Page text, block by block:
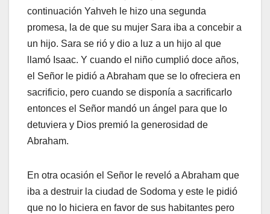
continuación Yahveh le hizo una segunda
promesa, la de que su mujer Sara iba a concebir a
un hijo. Sara se rió y dio a luz a un hijo al que
llamó Isaac. Y cuando el niño cumplió doce años,
el Señor le pidió a Abraham que se lo ofreciera en
sacrificio, pero cuando se disponía a sacrificarlo
entonces el Señor mandó un ángel para que lo
detuviera y Dios premió la generosidad de
Abraham.
En otra ocasión el Señor le reveló a Abraham que
iba a destruir la ciudad de Sodoma y este le pidió
que no lo hiciera en favor de sus habitantes pero